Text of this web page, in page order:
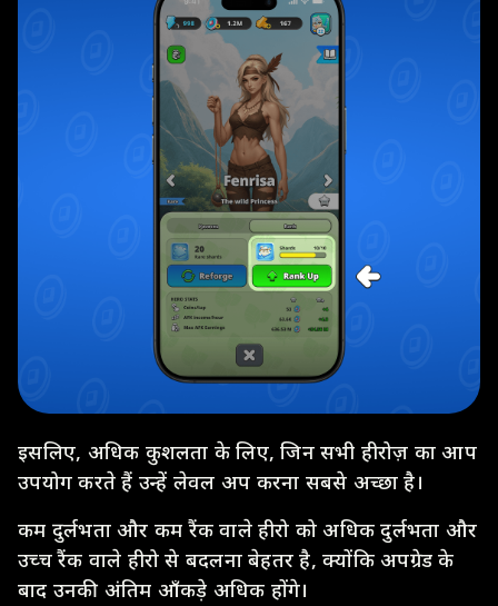
इसलिए, अधिक कुशलता के लिए, जिन सभी हीरोज़ का आप
उपयोग करते हैं उन्हें लेवल अप करना सबसे अच्छा है।
कम दुर्लभता और कम रैंक वाले हीरो को अधिक दुर्लभता और
उच्च रैंक वाले हीरो से बदलना बेहतर है, क्योंकि अपग्रेड के
बाद उनकी अंतिम आँकड़े अधिक होंगे।